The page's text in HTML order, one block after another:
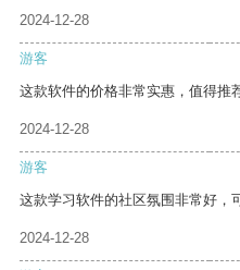
2024-12-28
游客
这款软件的价格非常实惠，值得推
2024-12-28
游客
这款学习软件的社区氛围非常好，
2024-12-28